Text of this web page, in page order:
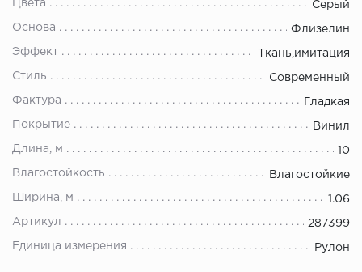
Цвета Серый
Основа Флизелин
Эффект Ткань,имитация
Стиль Современный
Фактура Гладкая
Покрытие Винил
Длина, м 10
Влагостойкость Влагостойкие
Ширина, м 1.06
Артикул 287399
Единица измерения Рулон